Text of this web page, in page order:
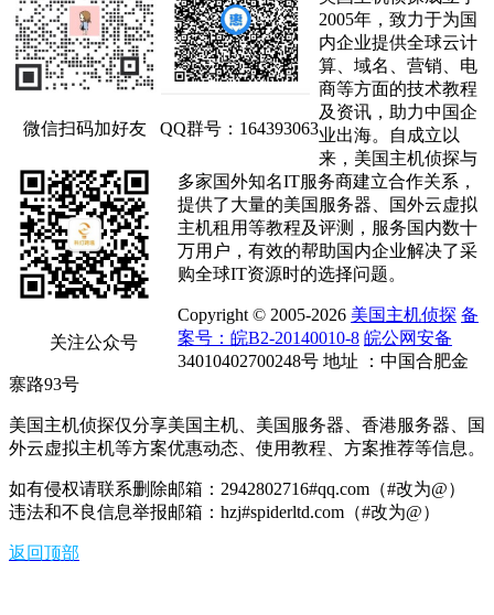
微信扫码加好友 QQ群号：164393063
关注公众号
2005年，致力于为国
内企业提供全球云计
算、域名、营销、电
商等方面的技术教程
及资讯，助力中国企
业出海。自成立以
来，美国主机侦探与
多家国外知名IT服务商建立合作关系，
提供了大量的美国服务器、国外云虚拟
主机租用等教程及评测，服务国内数十
万用户，有效的帮助国内企业解决了采
购全球IT资源时的选择问题。
Copyright © 2005-2026 美国主机侦探 备
案号：皖B2-20140010-8 皖公网安备
34010402700248号 地址 ：中国合肥金
寨路93号
美国主机侦探仅分享美国主机、美国服务器、香港服务器、国
外云虚拟主机等方案优惠动态、使用教程、方案推荐等信息。
如有侵权请联系删除邮箱：2942802716#qq.com（#改为@）
违法和不良信息举报邮箱：hzj#spiderltd.com（#改为@）
返回顶部